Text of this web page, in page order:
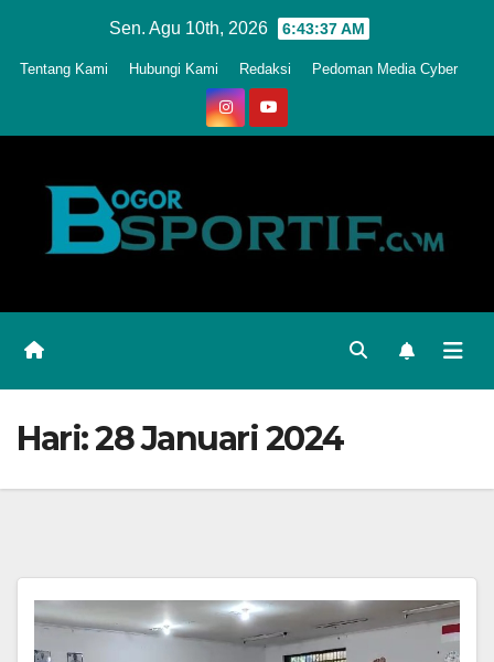
Sen. Agu 10th, 2026 6:43:40 AM
Tentang Kami Hubungi Kami Redaksi Pedoman Media Cyber
Hari:28 Januari 2024